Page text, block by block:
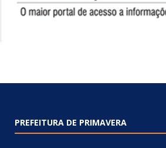
PREFEITURA DE PRIMAVERA